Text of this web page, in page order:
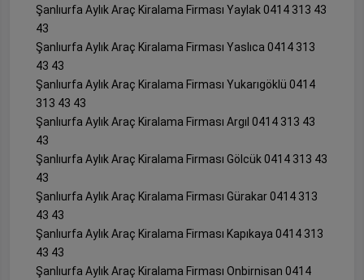
Şanlıurfa Aylık Araç Kiralama Firması Yaylak 0414 313 43
43
Şanlıurfa Aylık Araç Kiralama Firması Yaslıca 0414 313
43 43
Şanlıurfa Aylık Araç Kiralama Firması Yukarıgöklü 0414
313 43 43
Şanlıurfa Aylık Araç Kiralama Firması Argıl 0414 313 43
43
Şanlıurfa Aylık Araç Kiralama Firması Gölcük 0414 313 43
43
Şanlıurfa Aylık Araç Kiralama Firması Gürakar 0414 313
43 43
Şanlıurfa Aylık Araç Kiralama Firması Kapıkaya 0414 313
43 43
Şanlıurfa Aylık Araç Kiralama Firması Onbirnisan 0414